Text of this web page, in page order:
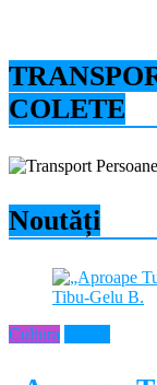
COLETE
Noutăți
Cultura